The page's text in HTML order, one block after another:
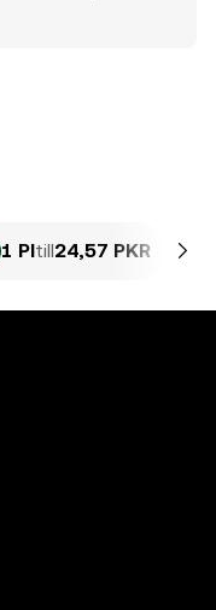
1 PItill24,57 PKR